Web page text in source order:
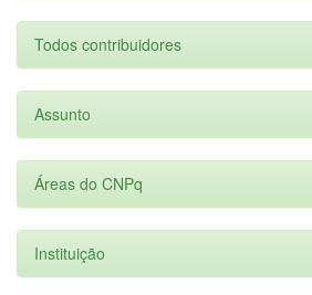
Todos contribuidores
Assunto
Áreas do CNPq
Instituição